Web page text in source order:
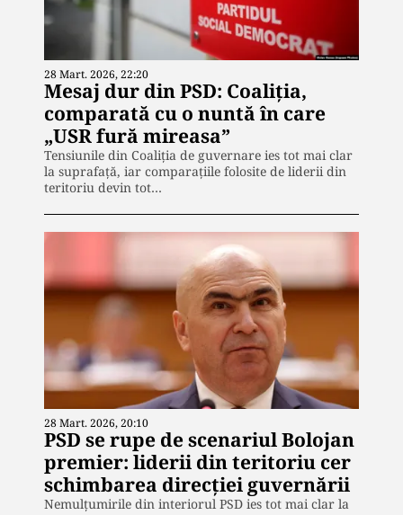
28 Mart. 2026, 22:20
Mesaj dur din PSD: Coaliția,
comparată cu o nuntă în care
„USR fură mireasa”
Tensiunile din Coaliția de guvernare ies tot mai clar
la suprafață, iar comparațiile folosite de liderii din
teritoriu devin tot…
28 Mart. 2026, 20:10
PSD se rupe de scenariul Bolojan
premier: liderii din teritoriu cer
schimbarea direcției guvernării
Nemulțumirile din interiorul PSD ies tot mai clar la